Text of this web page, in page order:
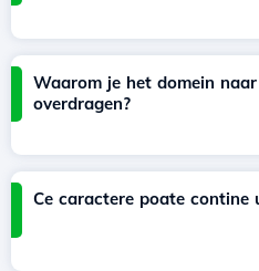
Waarom je het domein
overdragen?
Ce caractere poate contine